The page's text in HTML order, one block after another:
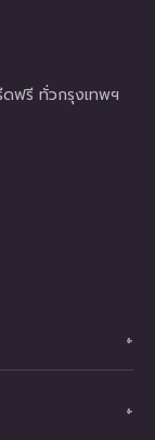
ดฟรี ทั่วกรุงเทพฯ
+
+